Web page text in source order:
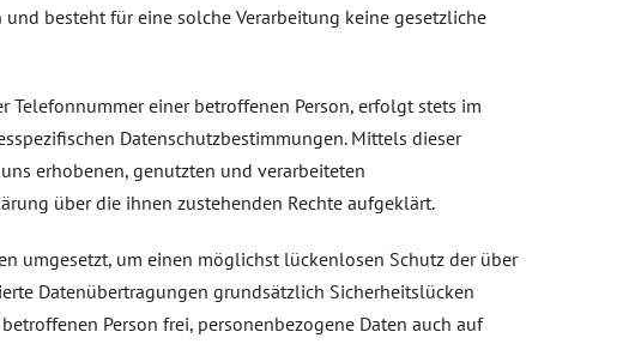
besteht für eine solche Verarbeitung keine gesetzliche
Telefonnummer einer betroffenen Person, erfolgt stets im
Datenschutzbestimmungen. Mittels dieser
erhobenen, genutzten und verarbeiteten
über die ihnen zustehenden Rechte aufgeklärt.
umgesetzt, um einen möglichst lückenlosen Schutz der über
Datenübertragungen grundsätzlich Sicherheitslücken
Person frei, personenbezogene Daten auch auf